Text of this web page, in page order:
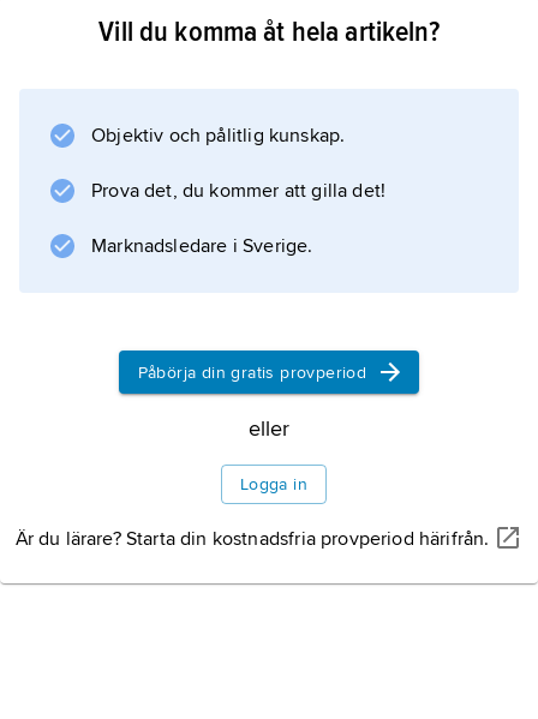
Gunnar Törnqvist studerade särskilt de sociala
historiskt perspektiv ges i
(1993). Törnqvist intog en ledande ställning
inom forskning med anknytning till svensk
och europeisk urbanisering samt regional
Information om artikeln
Vill du komma åt hela artikeln?
Objektiv och pålitlig kunskap.
Prova det, du kommer att gilla det!
Marknadsledare i Sverige.
Påbörja din gratis provperiod
eller
Logga in
Är du lärare? Starta din kostnadsfria provperiod härifrån.